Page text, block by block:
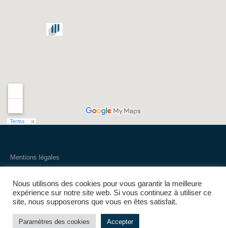
Mentions légales
© 2021-2025 Groupe Prieur | Tous droits réservés
Nous utilisons des cookies pour vous garantir la meilleure
expérience sur notre site web. Si vous continuez à utiliser ce
site, nous supposerons que vous en êtes satisfait.
Paramètres des cookies Accepter